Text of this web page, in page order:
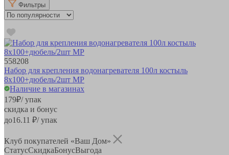
Фильтры
558208
Набор для крепления водонагревателя 100л костыль
8х100+дюбель/2шт MP
Наличие в магазинах
179₽/ упак
скидка и бонус
до16.11 ₽/ упак
Клуб покупателей «Ваш Дом»
СтатусСкидкаБонусВыгода